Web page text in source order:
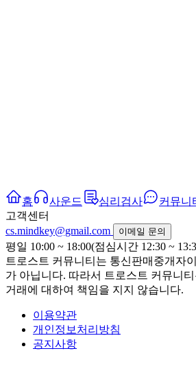
홈 사운드 심리검사 커뮤니
고객센터
cs.mindkey@gmail.com
이메일 문의
평일 10:00 ~ 18:00(점심시간 12:30 ~
트로스트 커뮤니티는 통신판매중개자
가 아닙니다. 따라서 트로스트 커뮤니
거래에 대하여 책임을 지지 않습니다.
이용약관
개인정보처리방침
공지사항